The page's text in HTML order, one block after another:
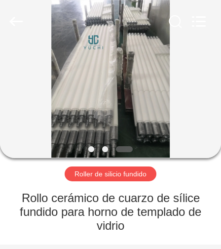
PRODUCTOS
NOSOTROS
VISITA
FÁBRICA
Roller de silicio fundido
Rollo cerámico de cuarzo de sílice
fundido para horno de templado de
vidrio